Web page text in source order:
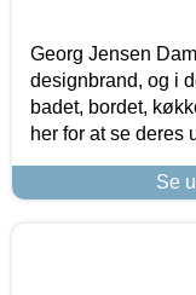
Georg Jensen
designbrand, og i
badet, bordet,
her for at se deres
Se